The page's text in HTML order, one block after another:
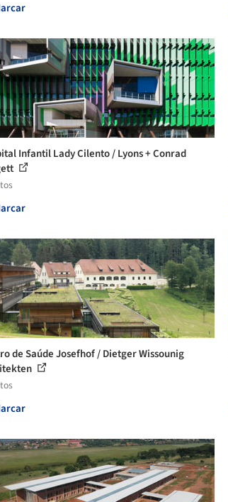
Infantil Lady Cilento / Lyons + Conrad
de Saúde Josefhof / Dietger Wissounig